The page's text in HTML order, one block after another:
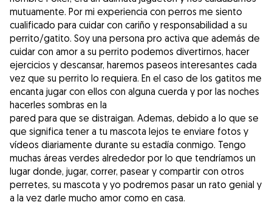
mutuamente. Por mi experiencia con perros me siento
cualificado para cuidar con cariño y responsabilidad a su
perrito/gatito. Soy una persona pro activa que además de
cuidar con amor a su perrito podemos divertirnos, hacer
ejercicios y descansar, haremos paseos interesantes cada
vez que su perrito lo requiera. En el caso de los gatitos me
encanta jugar con ellos con alguna cuerda y por las noches
hacerles sombras en la
pared para que se distraigan. Ademas, debido a lo que se
que significa tener a tu mascota lejos te enviare fotos y
vídeos diariamente durante su estadía conmigo. Tengo
muchas áreas verdes alrededor por lo que tendríamos un
lugar donde, jugar, correr, pasear y compartir con otros
perretes, su mascota y yo podremos pasar un rato genial y
a la vez darle mucho amor como en casa.